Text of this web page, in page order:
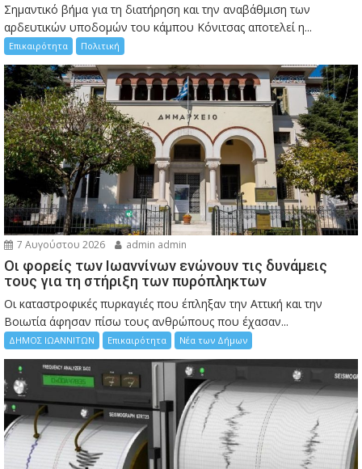
Σημαντικό βήμα για τη διατήρηση και την αναβάθμιση των
αρδευτικών υποδομών του κάμπου Κόνιτσας αποτελεί η...
Επικαιρότητα Πολιτική
7 Αυγούστου 2026 admin admin
Οι φορείς των Ιωαννίνων ενώνουν τις δυνάμεις
τους για τη στήριξη των πυρόπληκτων
Οι καταστροφικές πυρκαγιές που έπληξαν την Αττική και την
Bοιωτία άφησαν πίσω τους ανθρώπους που έχασαν...
ΔΗΜΟΣ ΙΩΑΝΝΙΤΩΝ Επικαιρότητα Νέα των Δήμων